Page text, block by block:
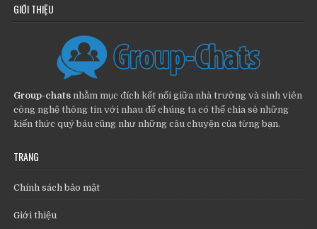
GIỚI THIỆU
Group-chats nhằm mục đích kết nối giữa nhà trường và sinh viên
công nghệ thông tin với nhau để chúng ta có thể chia sẻ những
kiến thức quý báu cũng như những câu chuyện của từng bạn.
TRANG
Chính sách bảo mật
Giới thiệu